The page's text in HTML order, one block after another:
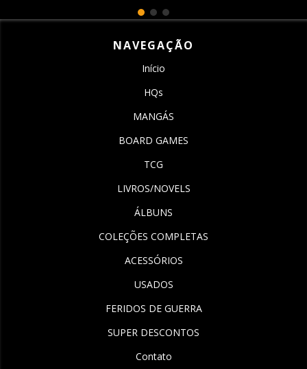
NAVEGAÇÃO
Início
HQs
MANGÁS
BOARD GAMES
TCG
LIVROS/NOVELS
ÁLBUNS
COLEÇÕES COMPLETAS
ACESSÓRIOS
USADOS
FERIDOS DE GUERRA
SUPER DESCONTOS
Contato